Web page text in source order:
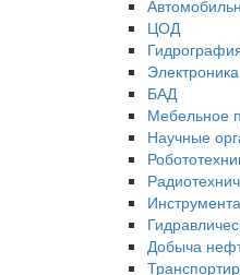
ЦОД
Электроника
БАД
Мебельное
Научные
Добыча